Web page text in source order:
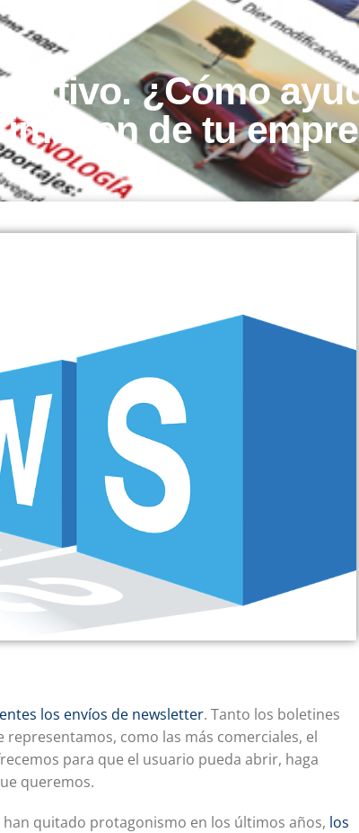
¿Cómo
de tu
los envíos de newsletter. Tanto los boletines
como las más comerciales, el
para que el usuario pueda abrir, haga
queremos.
han quitado protagonismo en los últimos años, los